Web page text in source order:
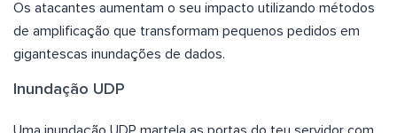
Os atacantes aumentam o seu impacto utilizando métodos
de amplificação que transformam pequenos pedidos em
gigantescas inundações de dados.
Inundação UDP
Uma inundação UDP martela as portas do teu servidor com